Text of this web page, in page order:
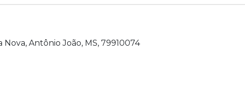
Nova, Antônio João, MS, 79910074